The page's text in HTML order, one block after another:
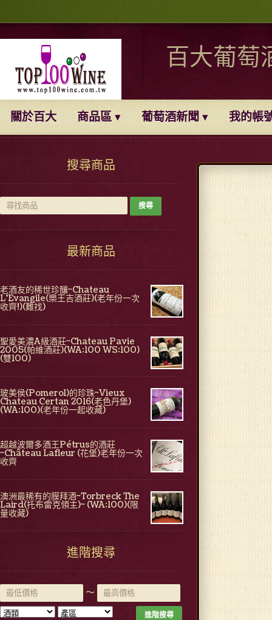
百大葡萄
關於百大 商品區 葡萄酒新聞 我的帳
搜尋商品
最新商品
老酒友的稀世珍釀~Chateau
L'Evangile(樂王吉酒莊)(老年份一次
收齊!)(難找)
聖愛美濃A級酒莊~Chateau Pavie
2005(帕維酒莊)(WA:100 WS:100)
(雙100)
玻美侯(Pomerol)的珍珠~Vieux
Chateau Certan 2016(老色丹堡)
(WA:100)(老年份一起收藏)
超越波爾多酒王Pétrus的酒莊
~Château Lafleur (花堡)老年份一次
收齊
澳洲最稀有的膜拜酒~Torbreck The
Laird(托布雷克領主)~ (WA:100)(限
量收藏)
進階搜尋
~
進階搜尋